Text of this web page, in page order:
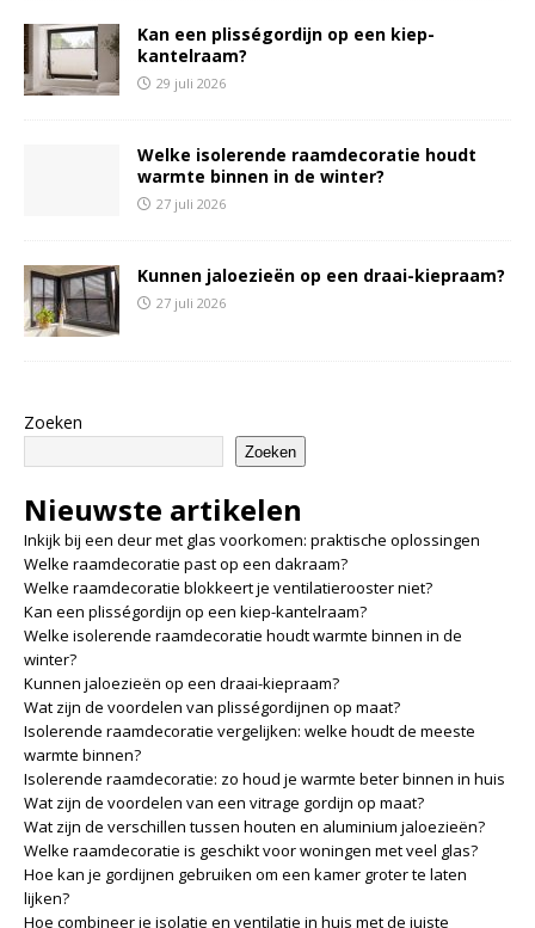
Kan een plisségordijn op een kiep-
kantelraam?
29 juli 2026
Welke isolerende raamdecoratie houdt
warmte binnen in de winter?
27 juli 2026
Kunnen jaloezieën op een draai-kiepraam?
27 juli 2026
Zoeken
Zoeken
Nieuwste artikelen
Inkijk bij een deur met glas voorkomen: praktische oplossingen
Welke raamdecoratie past op een dakraam?
Welke raamdecoratie blokkeert je ventilatierooster niet?
Kan een plisségordijn op een kiep-kantelraam?
Welke isolerende raamdecoratie houdt warmte binnen in de
winter?
Kunnen jaloezieën op een draai-kiepraam?
Wat zijn de voordelen van plisségordijnen op maat?
Isolerende raamdecoratie vergelijken: welke houdt de meeste
warmte binnen?
Isolerende raamdecoratie: zo houd je warmte beter binnen in huis
Wat zijn de voordelen van een vitrage gordijn op maat?
Wat zijn de verschillen tussen houten en aluminium jaloezieën?
Welke raamdecoratie is geschikt voor woningen met veel glas?
Hoe kan je gordijnen gebruiken om een kamer groter te laten
lijken?
Hoe combineer je isolatie en ventilatie in huis met de juiste